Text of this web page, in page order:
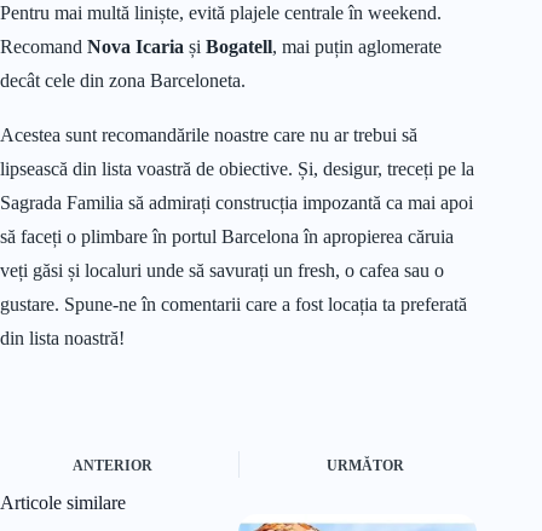
Pentru mai multă liniște, evită plajele centrale în weekend.
Recomand Nova Icaria și Bogatell, mai puțin aglomerate
decât cele din zona Barceloneta.
Acestea sunt recomandările noastre care nu ar trebui să
lipsească din lista voastră de obiective. Și, desigur, treceți pe la
Sagrada Familia să admirați construcția impozantă ca mai apoi
să faceți o plimbare în portul Barcelona în apropierea căruia
veți găsi și localuri unde să savurați un fresh, o cafea sau o
gustare. Spune-ne în comentarii care a fost locația ta preferată
din lista noastră!
ANTERIOR URMĂTOR
Articole similare